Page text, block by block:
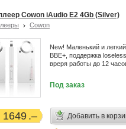
Cowon iAudio E2 4Gb (Silver)
Cowon
New! Маленький и
BBE+, поддержка
вреря работы до 12
Под заказ
1649 Добавить в